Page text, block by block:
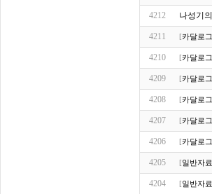
4212 나성기
4211 [카달로그
4210 [카달로그
4209 [카달로그
4208 [카달로그
4207 [카달로그
4206 [카달로그
4205 [일반자료
4204 [일반자료